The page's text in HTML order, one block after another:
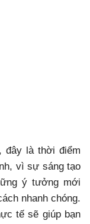
đây là thời điểm
vì sự sáng tạo
ý tưởng mới
nhanh chóng.
tế sẽ giúp bạn